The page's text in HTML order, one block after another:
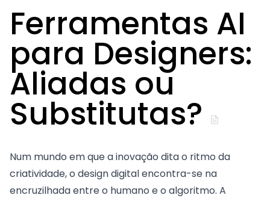
Ferramentas AI
para Designers:
Aliadas ou
Substitutas?
Num mundo em que a inovação dita o ritmo da
criatividade, o design digital encontra-se na
encruzilhada entre o humano e o algoritmo. A